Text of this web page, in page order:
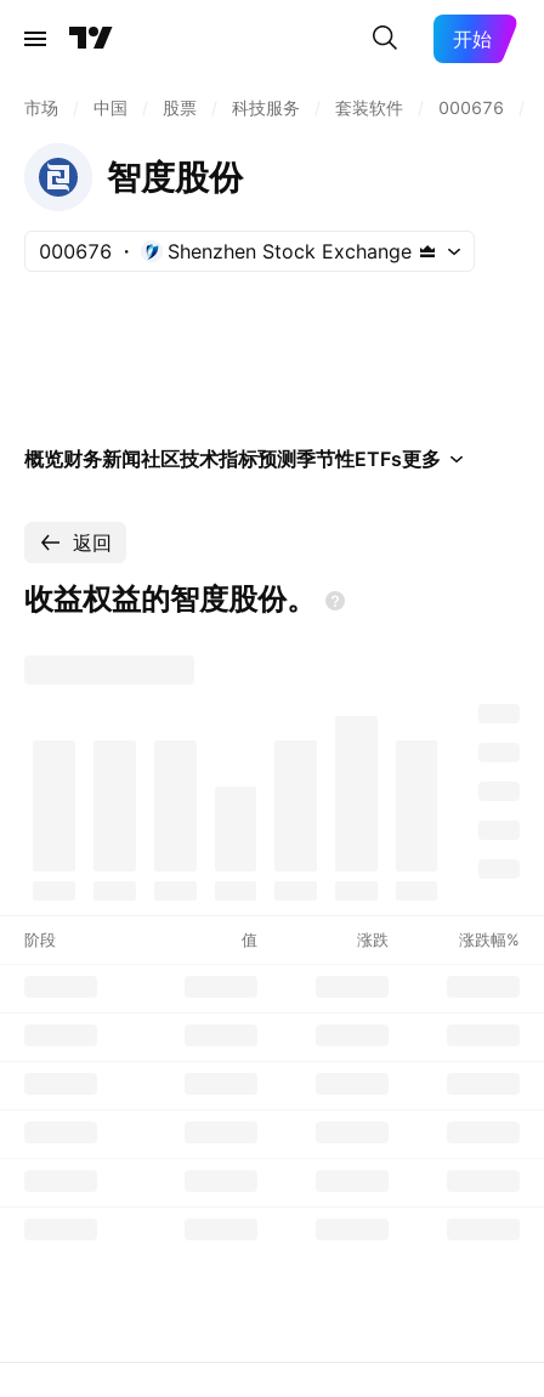
开始
市场 中国 股票 科技服务 套装软件 000676
智度股份
000676 Shenzhen Stock Exchange
概览财务新闻社区技术指标预测季节性ETFs更多
返回
收益权益的智度股份。
阶段 值 涨跌 涨跌幅%